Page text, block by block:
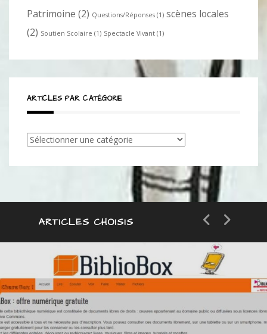
Patrimoine (2) Questions/Réponses (1) scènes locales
(2) Soutien Scolaire (1) Spectacle Vivant (1)
ARTICLES PAR CATÉGORIE
Articles
ARTICLES CHOISIS